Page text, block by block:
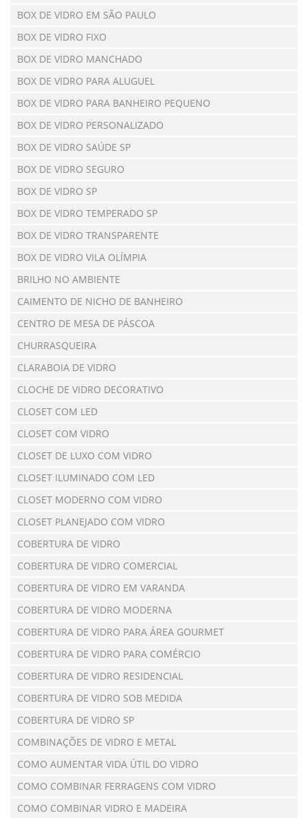
BOX DE VIDRO EM SÃO PAULO
BOX DE VIDRO FIXO
BOX DE VIDRO MANCHADO
BOX DE VIDRO PARA ALUGUEL
BOX DE VIDRO PARA BANHEIRO PEQUENO
BOX DE VIDRO PERSONALIZADO
BOX DE VIDRO SAÚDE SP
BOX DE VIDRO SEGURO
BOX DE VIDRO SP
BOX DE VIDRO TEMPERADO SP
BOX DE VIDRO TRANSPARENTE
BOX DE VIDRO VILA OLÍMPIA
BRILHO NO AMBIENTE
CAIMENTO DE NICHO DE BANHEIRO
CENTRO DE MESA DE PÁSCOA
CHURRASQUEIRA
CLARABOIA DE VIDRO
CLOCHE DE VIDRO DECORATIVO
CLOSET COM LED
CLOSET COM VIDRO
CLOSET DE LUXO COM VIDRO
CLOSET ILUMINADO COM LED
CLOSET MODERNO COM VIDRO
CLOSET PLANEJADO COM VIDRO
COBERTURA DE VIDRO
COBERTURA DE VIDRO COMERCIAL
COBERTURA DE VIDRO EM VARANDA
COBERTURA DE VIDRO MODERNA
COBERTURA DE VIDRO PARA ÁREA GOURMET
COBERTURA DE VIDRO PARA COMÉRCIO
COBERTURA DE VIDRO RESIDENCIAL
COBERTURA DE VIDRO SOB MEDIDA
COBERTURA DE VIDRO SP
COMBINAÇÕES DE VIDRO E METAL
COMO AUMENTAR VIDA ÚTIL DO VIDRO
COMO COMBINAR FERRAGENS COM VIDRO
COMO COMBINAR VIDRO E MADEIRA